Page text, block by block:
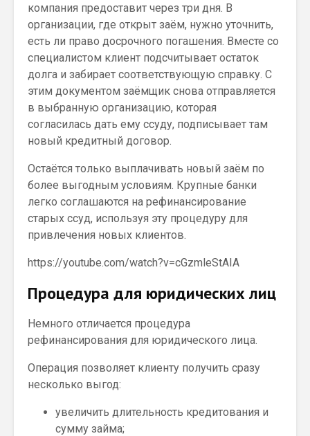
компания предоставит через три дня. В
организации, где открыт заём, нужно уточнить,
есть ли право досрочного погашения. Вместе со
специалистом клиент подсчитывает остаток
долга и забирает соответствующую справку. С
этим документом заёмщик снова отправляется
в выбранную организацию, которая
согласилась дать ему ссуду, подписывает там
новый кредитный договор.
Остаётся только выплачивать новый заём по
более выгодным условиям. Крупные банки
легко соглашаются на рефинансирование
старых ссуд, используя эту процедуру для
привлечения новых клиентов.
https://youtube.com/watch?v=cGzmleStAIA
Процедура для юридических лиц
Немного отличается процедура
рефинансирования для юридического лица.
Операция позволяет клиенту получить сразу
несколько выгод:
увеличить длительность кредитования и
сумму займа;